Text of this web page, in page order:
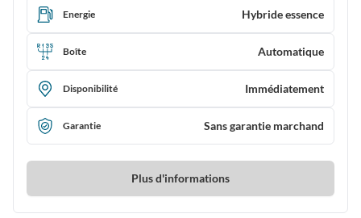
Energie Hybride essence
Boîte Automatique
Disponibilité Immédiatement
Garantie Sans garantie marchand
Plus d'informations